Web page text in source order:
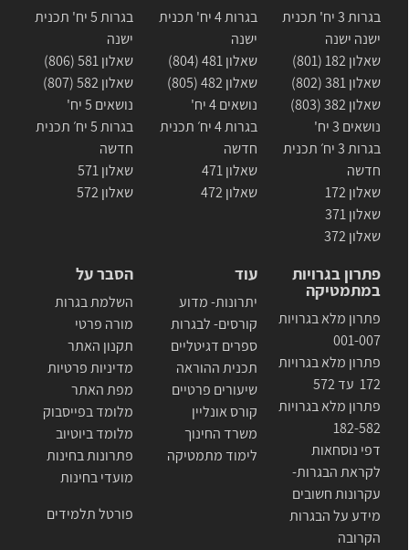
בגרות 3 יח' תכנית
ישנה ישנה
שאלון 182 (801)
שאלון 381 (802)
שאלון 382 (803)
נושאים 3 יח'
בגרות 3 יח׳ תכנית
חדשה
שאלון 172
שאלון 371
שאלון 372
בגרות 4 יח' תכנית
ישנה
שאלון 481 (804)
שאלון 482 (805)
נושאים 4 יח'
בגרות 4 יח׳ תכנית
חדשה
שאלון 471
שאלון 472
בגרות 5 יח' תכנית
ישנה
שאלון 581 (806)
שאלון 582 (807)
נושאים 5 יח'
בגרות 5 יח׳ תכנית
חדשה
שאלון 571
שאלון 572
פתרון בגרויות
במתמטיקה
פתרון מלא בגרויות
001-007
פתרון מלא בגרויות
172 עד 572
פתרון מלא בגרויות
182-582
דפי נוסחאות
לקראת הבגרות-
עקרונות חשובים
מידע על הבגרות
הקרובה
עוד
יתרונות- מדוע
קורסים- לבגרות
ספרים דגיטליים
תכנית ההוראה
שיעורים פרטיים
קורס אונליין
משרד החינוך
לימוד מתמטיקה
הסבר על
השלמת בגרות
מורה פרטי
תקנון האתר
מדיניות פרטיות
מפת האתר
מלומד בפייסבוק
מלומד ביוטיוב
פתרונות בחינות
מועדי בחינות
פורטל תלמידים